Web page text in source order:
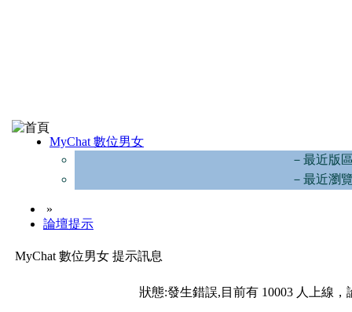
MyChat 數位男女
－最近版
－最近瀏
»
論壇提示
MyChat 數位男女 提示訊息
狀態:發生錯誤,目前有 10003 人上線